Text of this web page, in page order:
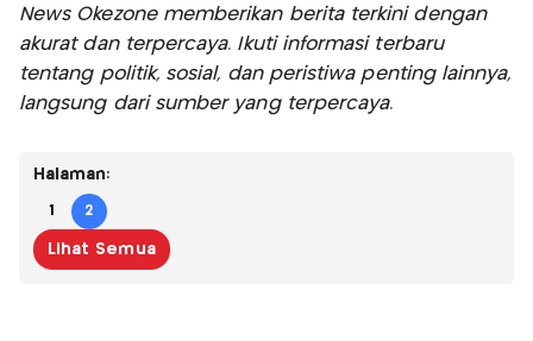
News Okezone memberikan berita terkini dengan
akurat dan terpercaya. Ikuti informasi terbaru
tentang politik, sosial, dan peristiwa penting lainnya,
langsung dari sumber yang terpercaya.
Halaman:
1 2
Lihat Semua